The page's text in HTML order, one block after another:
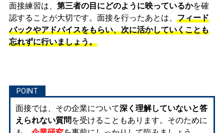
面接練習は、 第三者の目にどのように映っているかを確
認することが大切です。面接を行ったあとは、 フィード
バックやアドバイスをもらい、次に活かしていくことも
忘れずに行いましょう。
面接では、その企業について深く理解していないと答
えられない質問 を受けることもあります。そのために